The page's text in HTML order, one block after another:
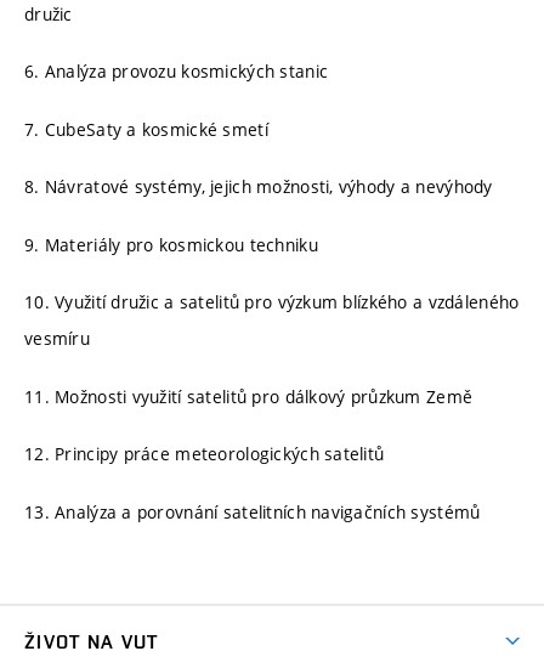
družic
6. Analýza provozu kosmických stanic
7. CubeSaty a kosmické smetí
8. Návratové systémy, jejich možnosti, výhody a nevýhody
9. Materiály pro kosmickou techniku
10. Využití družic a satelitů pro výzkum blízkého a vzdáleného
vesmíru
11. Možnosti využití satelitů pro dálkový průzkum Země
12. Principy práce meteorologických satelitů
13. Analýza a porovnání satelitních navigačních systémů
ŽIVOT NA VUT